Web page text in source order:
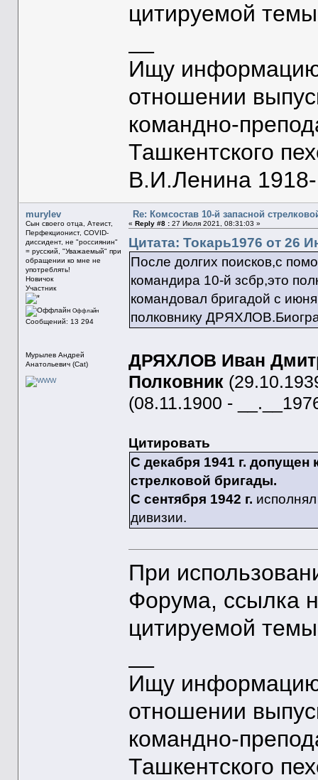
цитируемой
Ищу информацию
отношении
командно-
Ташкентского
В.И.Ленина 1918-
murylev
Сын своего отца, Атеист,
Перфекционист, COVID-
диссидент, не "россиянин"
= русский, "Уважаемый" при
обращении ко мне не
употреблять!
Новичок
Участник
Оффлайн
Сообщений: 13 294
Мурылев Андрей
Анатольевич (Cat)
Re: Комсостав 10-й запасной
« Reply #8 :27 Июля 2021, 08:31:03 »
Цитата: Токарь1976 от 26
После долгих поисков,с
командира 10-й зсбр,это
командовал бригадой с
полковнику
ДРЯХЛОВ Иван
Полковник
(08.11.1900 -
Цитировать
С декабря 1941 г. допущен
стрелковой бригады.
С сентября 1942 г.
дивизии.
При
Форума, ссылка
цитируемой
Ищу информацию
отношении
командно-
Ташкентского